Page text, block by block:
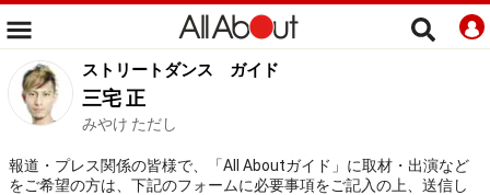
ストリートダンス ガイド
三宅 正
みやけ ただし
報道・プレス関係の皆様で、「All Aboutガイド」に取材・出演など
をご希望の方は、下記のフォームに必要事項をご記入の上、送信し